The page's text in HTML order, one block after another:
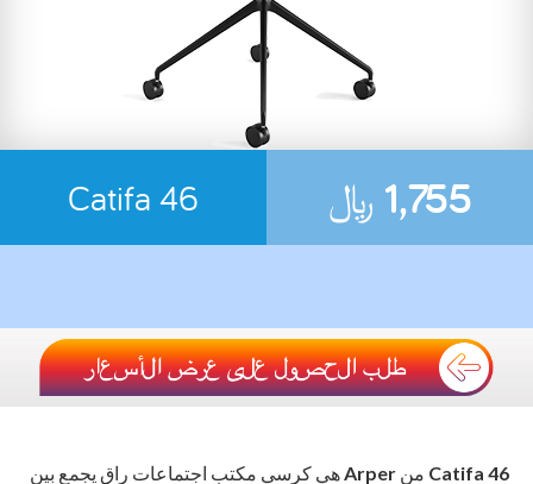
Catifa 46 1,755 ﷼
Catifa 46 من Arper هي كرسي مكتب اجتماعات راقٍ يجمع بين